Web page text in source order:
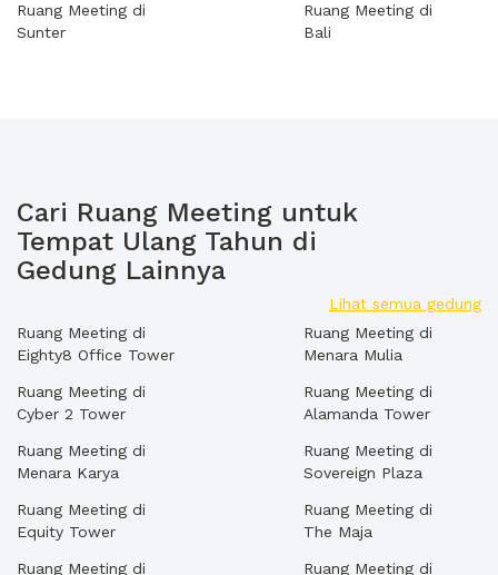
Ruang Meeting di
Sunter
Ruang Meeting di
Bali
Cari Ruang Meeting untuk
Tempat Ulang Tahun di
Gedung Lainnya
Lihat semua gedung
Ruang Meeting di
Eighty8 Office Tower
Ruang Meeting di
Cyber 2 Tower
Ruang Meeting di
Menara Karya
Ruang Meeting di
Equity Tower
Ruang Meeting di
Ruang Meeting di
Menara Mulia
Ruang Meeting di
Alamanda Tower
Ruang Meeting di
Sovereign Plaza
Ruang Meeting di
The Maja
Ruang Meeting di